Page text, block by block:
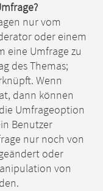
nur vom
oder einem
eine Umfrage zu
des Themas;
Wenn
dann können
Umfrageoption
Benutzer
nur noch von
oder
von